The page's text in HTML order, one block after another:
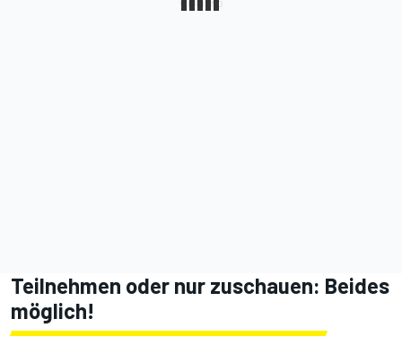
Teilnehmen oder nur zuschauen: Beides
möglich!